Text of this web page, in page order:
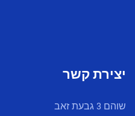
יצירת קשר
שוהם 3 גבעת זאב